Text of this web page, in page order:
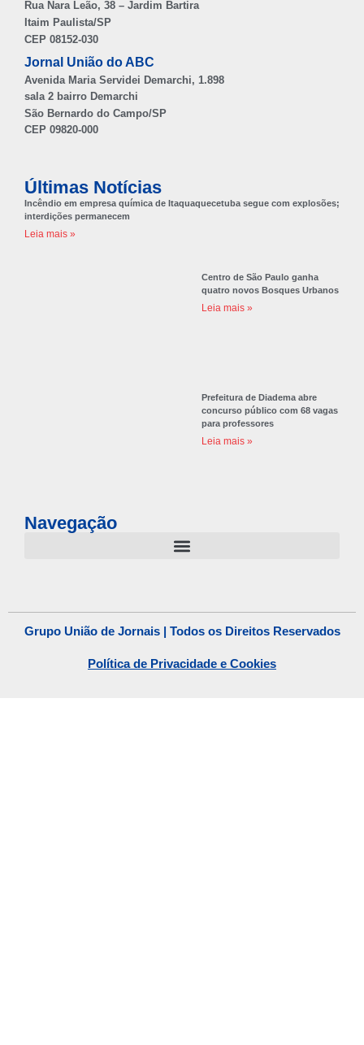
Rua Nara Leão, 38 – Jardim Bartira
Itaim Paulista/SP
CEP 08152-030
Jornal União do ABC
Avenida Maria Servidei Demarchi, 1.898
sala 2 bairro Demarchi
São Bernardo do Campo/SP
CEP 09820-000
Últimas Notícias
Incêndio em empresa química de Itaquaquecetuba segue com explosões;
interdições permanecem
Leia mais »
Centro de São Paulo ganha
quatro novos Bosques Urbanos
Leia mais »
Prefeitura de Diadema abre
concurso público com 68 vagas
para professores
Leia mais »
Navegação
Grupo União de Jornais | Todos os Direitos Reservados
Política de Privacidade e Cookies